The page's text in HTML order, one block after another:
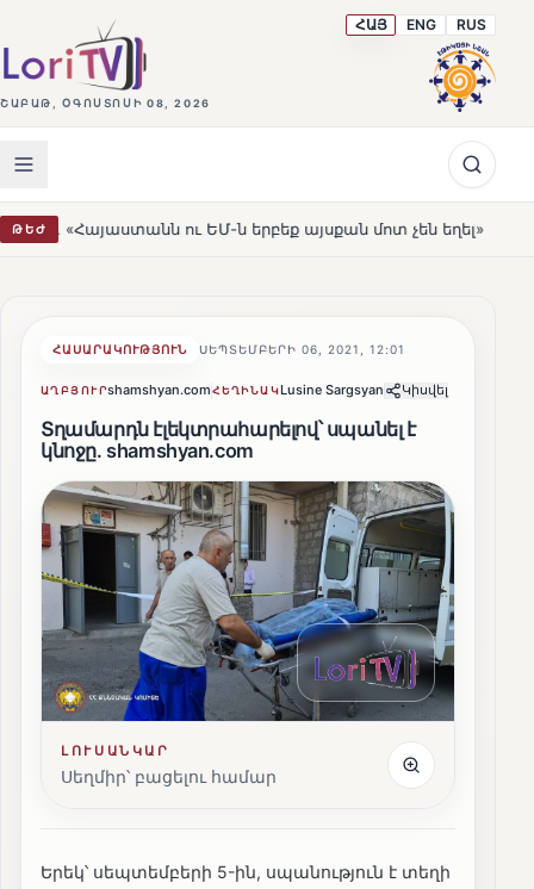
ՇԱԲԱԹ, ՕԳՈՍՏՈՍԻ 08, 2026
ՀԱՅ ENG RUS
ԹԵԺու ԵՄ-ն երբեք այսքան մոտ չեն եղել» HOT
ՀԱՍԱՐԱԿՈՒԹՅՈՒՆ ՍԵՊՏԵՄԲԵՐԻ 06, 2021, 12:01
ԱՂԲՅՈՒՐshamshyan.comՀԵՂԻՆԱԿLusine Sargsyan Կիսվել
Տղամարդն էլեկտրահարելով՝ սպանել է
կնոջը․ shamshyan.com
ԼՈՒՍԱՆԿԱՐ
Սեղմիր՝ բացելու համար
Երեկ՝ սեպտեմբերի 5-ին, սպանություն է տեղի